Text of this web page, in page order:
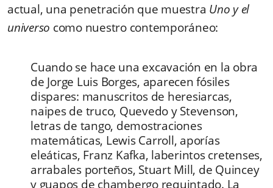
actual, una penetración que muestra Uno y el
universo como nuestro contemporáneo:
Cuando se hace una excavación en la obra
de Jorge Luis Borges, aparecen fósiles
dispares: manuscritos de heresiarcas,
naipes de truco, Quevedo y Stevenson,
letras de tango, demostraciones
matemáticas, Lewis Carroll, aporías
eleáticas, Franz Kafka, laberintos cretenses,
arrabales porteños, Stuart Mill, de Quincey
y guapos de chambergo requintado. La